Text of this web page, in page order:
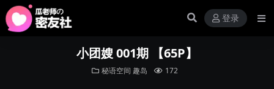
登录
小团嫂 001期 【65P】
秘语空间 趣岛 172